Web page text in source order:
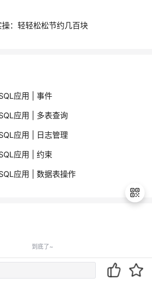
：轻轻松松节约几百块
应用 | 事件
应用 | 多表查询
应用 | 日志管理
应用 | 约束
应用 | 数据表操作
到底了~